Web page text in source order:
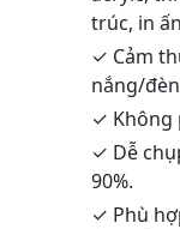
trúc, in
✓ Cảm
nắng/
✓ Không
✓ Dễ
90%.
✓ Phù